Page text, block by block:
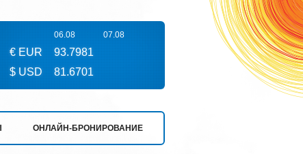
06.08 07.08
€ EUR
93.7981
$ USD
81.6701
ОНЛАЙН-БРОНИРОВАНИЕ